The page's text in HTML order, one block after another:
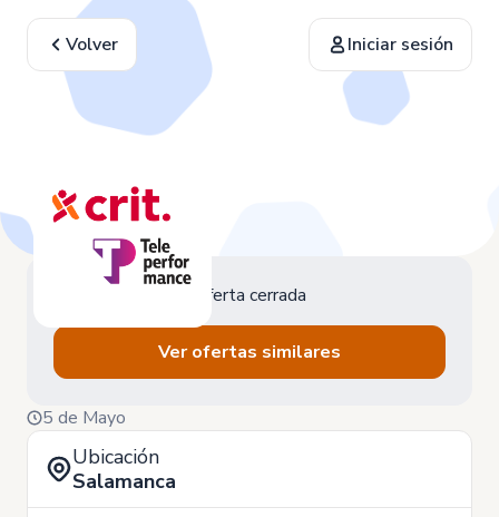
Volver Iniciar sesión
Oferta cerrada
Ver ofertas similares
5 de Mayo
Ubicación
Salamanca